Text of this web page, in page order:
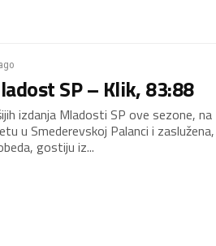
SP – Klik, 83:88
izdanja Mladosti SP ove sezone, na
u Smederevskoj Palanci i zaslužena,
gostiju iz...